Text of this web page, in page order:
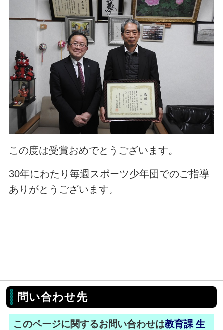
この度は受賞おめでとうございます。
30年にわたり毎週スポーツ少年団でのご指導
ありがとうございます。
問い合わせ先
このページに関するお問い合わせは教育課 生